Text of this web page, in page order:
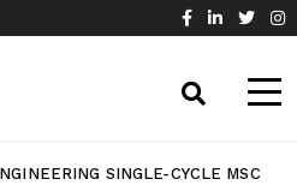
SINGLE-CYCLE MSC